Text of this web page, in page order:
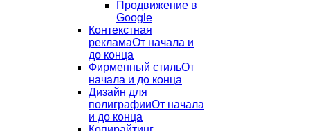
Продвижение в
Google
Контекстная
рекламаОт начала и
до конца
Фирменный стильОт
начала и до конца
Дизайн для
полиграфииОт начала
и до конца